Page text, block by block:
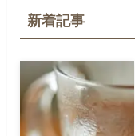
新着記事